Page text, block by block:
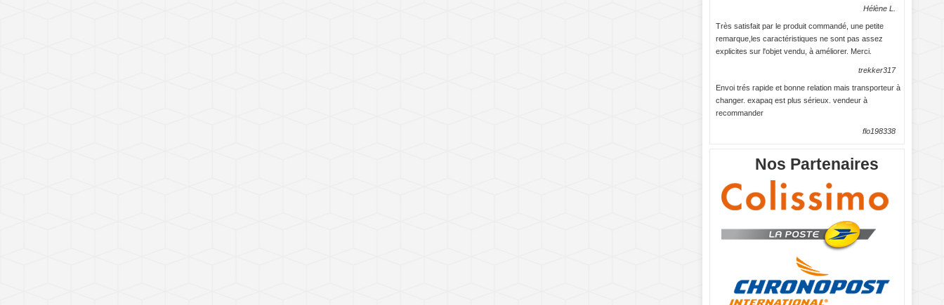
Hélène L.
Très satisfait par le produit commandé, une petite
remarque,les caractéristiques ne sont pas assez
explicites sur l'objet vendu, à améliorer. Merci.
trekker317
Envoi trés rapide et bonne relation mais transporteur à
changer. exapaq est plus sérieux. vendeur à
recommander
flo198338
Nos Partenaires